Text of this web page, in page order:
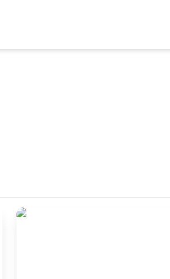
AI Information Overload: